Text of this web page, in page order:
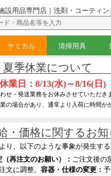
設用品専門店｜洗剤・コーティ
石防止剤
ング剤
とし
っぽん）
ケミカル
ワックス
光沢復元剤・硬化剤
洗剤
落書き・糊・ガム落とし
除菌洗剤・消臭剤
はくり剤
溶剤(アルコール・シンナー)
サビ取り・研磨剤
コーティング剤
液体固化剤
スキンケア・ハンドソープ
清掃用具
ほうき・ちり取り
ダスター・化学モップ
隅こすり・床清掃ブ
ドライヤー(かっぱき)
水拭きモップ・モッ
ワックスモップ・タ
ハンドル・柄
刷毛・ホコリ払い
スポンジ・たわし・
スクレーパー・ナイ
スプレー・ボトル
バケツ・ホース
台車・缶キャリー
テープ・シール
保護具(手袋・マスク
夏季休業について
休業日：8/13(水)～8/16(日)
せ・発送業務をお休みさせていただき
の場合があり、通常より入荷に時間が
・価格に関するお知
、以下のような事象が発生す
（再注文のお願い）： ご注文後の
文に調整。 容器・仕様の変更：